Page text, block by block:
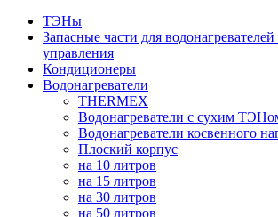
ТЭНы
Запасные части для
управления
Кондиционеры
Водонагреватели
THERMEX
Водонагреватели с сухим
Водонагреватели косвенного
Плоский корпус
на 10 литров
на 15 литров
на 30 литров
на 50 литров